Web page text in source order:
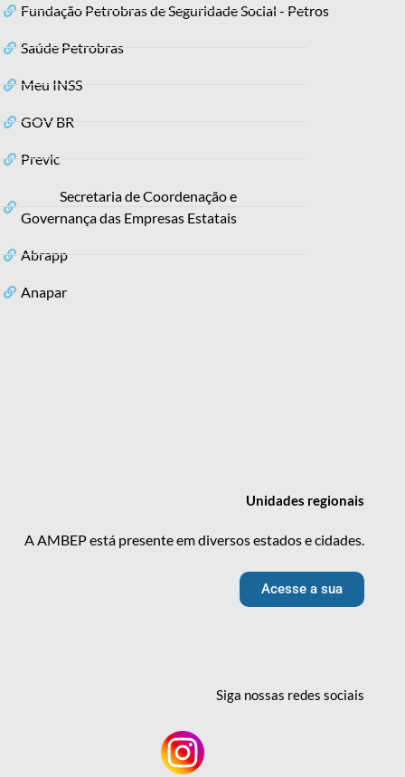
Fundação Petrobras de Seguridade Social - Petros
Saúde Petrobras
Meu INSS
GOV BR
Previc
Secretaria de Coordenação e
Governança das Empresas Estatais
Abrapp
Anapar
Unidades regionais
A AMBEP está presente em diversos estados e cidades.
Acesse a sua
Siga nossas redessociais